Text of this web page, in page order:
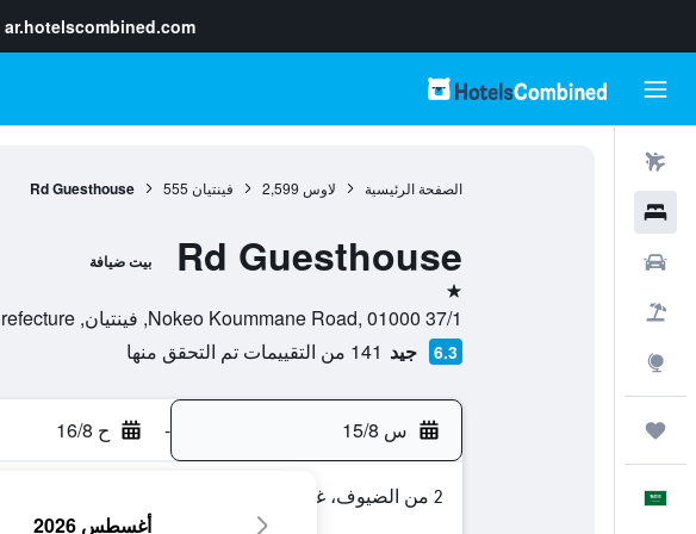
ar.hotelscombined.com
الصفحة الرئيسية لاوس 2,599 فينتيان 555
Rd Guesthouse
Rd Guesthouse بيت ضيافة
نجمة واحدة
37/1 Nokeo Koummane Road, 01000, فينتيان, Vientiane Prefecture, لاوس
6.3 جيد 141 من التقييمات تم التحقق منها
س 15/8 - ح 16/8
2 من الضيوف، غرفة واحدة
أغسطس 2026